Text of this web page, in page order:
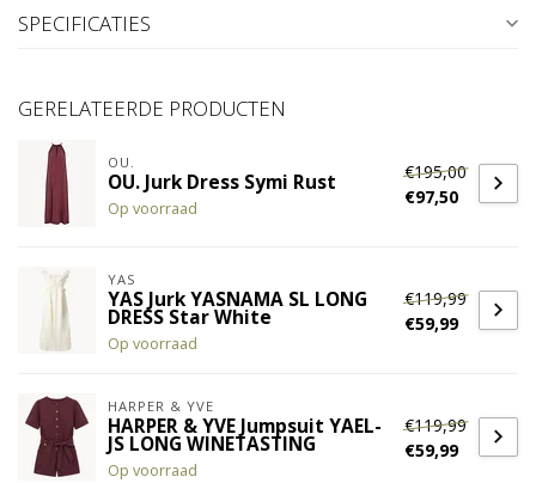
SPECIFICATIES
GERELATEERDE PRODUCTEN
OU.
OU. Jurk Dress Symi Rust
Op voorraad
€195,00
€97,50
YAS
YAS Jurk YASNAMA SL LONG
DRESS Star White
Op voorraad
€119,99
€59,99
HARPER & YVE
HARPER & YVE Jumpsuit YAEL-
JS LONG WINETASTING
Op voorraad
€119,99
€59,99